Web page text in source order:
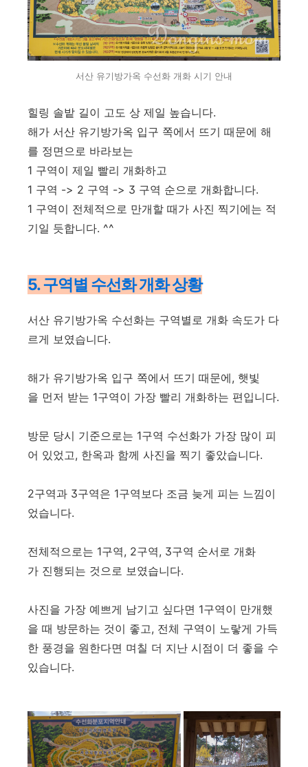
서산 유기방가옥 수선화 개화 시기 안내
힐링 솔밭 길이 고도 상 제일 높습니다.
해가 서산 유기방가옥 입구 쪽에서 뜨기 때문에 해
를 정면으로 바라보는
1 구역이 제일 빨리 개화하고
1 구역 -> 2 구역 -> 3 구역 순으로 개화합니다.
1 구역이 전체적으로 만개할 때가 사진 찍기에는 적
기일 듯합니다. ^^
5. 구역별 수선화 개화 상황
서산 유기방가옥 수선화는 구역별로 개화 속도가 다
르게 보였습니다.
해가 유기방가옥 입구 쪽에서 뜨기 때문에, 햇빛
을 먼저 받는 1구역이 가장 빨리 개화하는 편입니다.
방문 당시 기준으로는 1구역 수선화가 가장 많이 피
어 있었고, 한옥과 함께 사진을 찍기 좋았습니다.
2구역과 3구역은 1구역보다 조금 늦게 피는 느낌이
었습니다.
전체적으로는 1구역, 2구역, 3구역 순서로 개화
가 진행되는 것으로 보였습니다.
사진을 가장 예쁘게 남기고 싶다면 1구역이 만개했
을 때 방문하는 것이 좋고, 전체 구역이 노랗게 가득
한 풍경을 원한다면 며칠 더 지난 시점이 더 좋을 수
있습니다.